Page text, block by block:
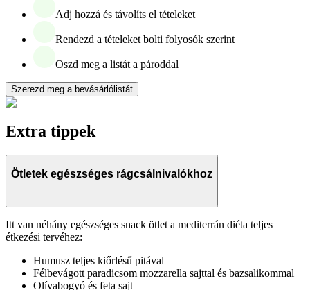
Adj hozzá és távolíts el tételeket
Rendezd a tételeket bolti folyosók szerint
Oszd meg a listát a pároddal
Szerezd meg a bevásárlólistát
Extra tippek
Ötletek egészséges rágcsálnivalókhoz
Itt van néhány egészséges snack ötlet a mediterrán diéta teljes
étkezési tervéhez:
Humusz teljes kiőrlésű pitával
Félbevágott paradicsom mozzarella sajttal és bazsalikommal
Olívabogyó és feta sajt